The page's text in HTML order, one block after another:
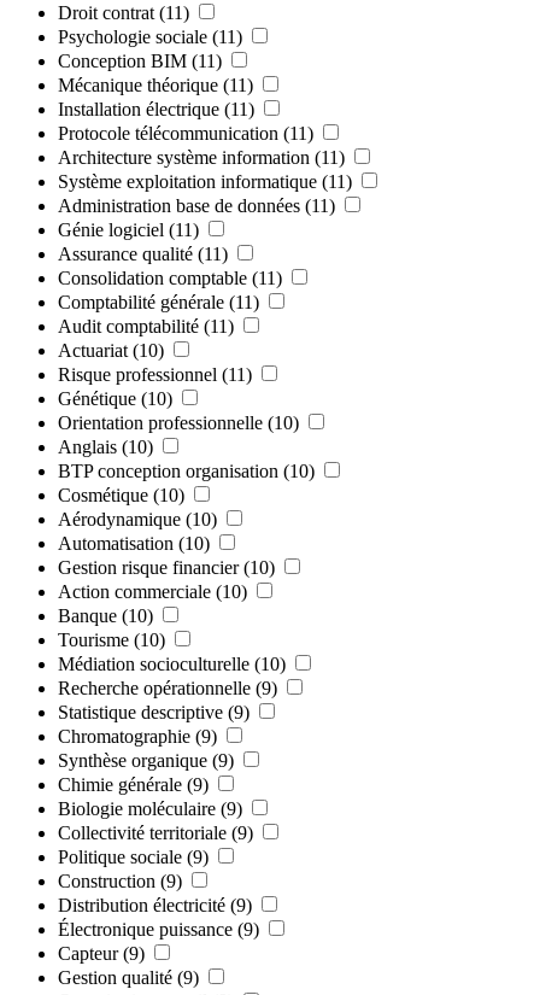
Droit contrat (11)
Psychologie sociale (11)
Conception BIM (11)
Mécanique théorique (11)
Installation électrique (11)
Protocole télécommunication (11)
Architecture système information (11)
Système exploitation informatique (11)
Administration base de données (11)
Génie logiciel (11)
Assurance qualité (11)
Consolidation comptable (11)
Comptabilité générale (11)
Audit comptabilité (11)
Actuariat (10)
Risque professionnel (11)
Génétique (10)
Orientation professionnelle (10)
Anglais (10)
BTP conception organisation (10)
Cosmétique (10)
Aérodynamique (10)
Automatisation (10)
Gestion risque financier (10)
Action commerciale (10)
Banque (10)
Tourisme (10)
Médiation socioculturelle (10)
Recherche opérationnelle (9)
Statistique descriptive (9)
Chromatographie (9)
Synthèse organique (9)
Chimie générale (9)
Biologie moléculaire (9)
Collectivité territoriale (9)
Politique sociale (9)
Construction (9)
Distribution électricité (9)
Électronique puissance (9)
Capteur (9)
Gestion qualité (9)